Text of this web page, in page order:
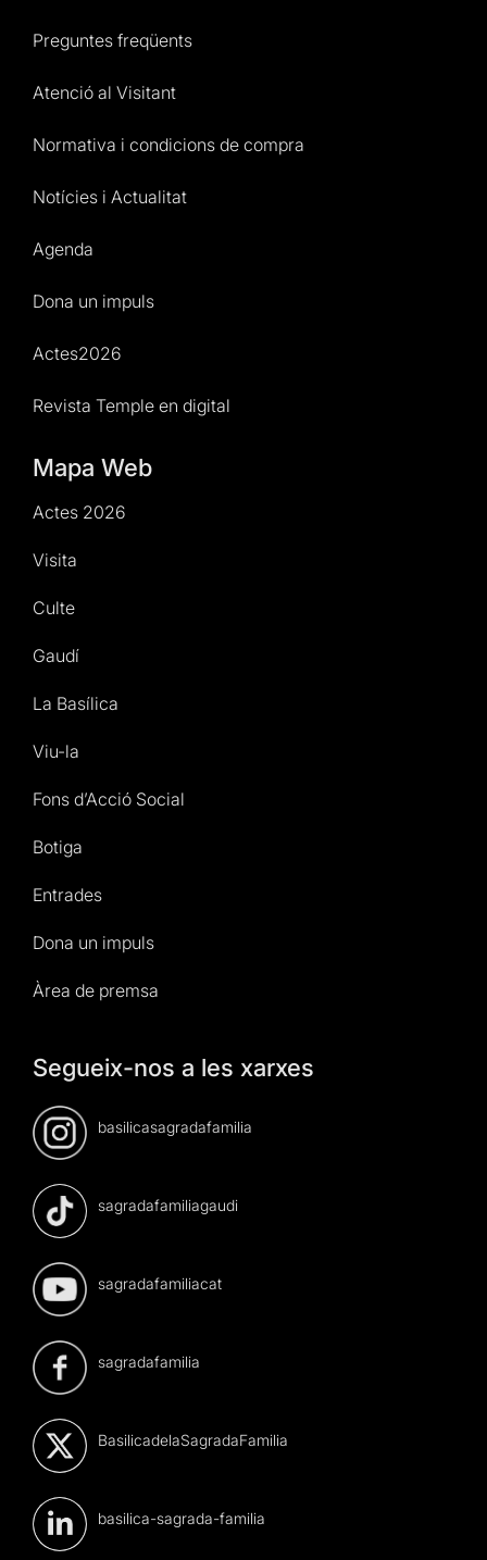
Preguntes freqüents
Atenció al Visitant
Normativa i condicions de compra
Notícies i Actualitat
Agenda
Dona un impuls
Actes2026
Revista Temple en digital
Mapa Web
Actes 2026
Visita
Culte
Gaudí
La Basílica
Viu-la
Fons d’Acció Social
Botiga
Entrades
Dona un impuls
Àrea de premsa
Segueix-nos a les xarxes
basilicasagradafamilia
sagradafamiliagaudi
sagradafamiliacat
sagradafamilia
BasilicadelaSagradaFamilia
basilica-sagrada-familia